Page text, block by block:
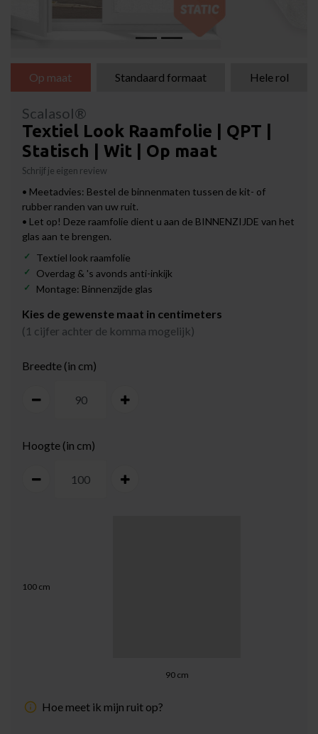
Op maat Standaard formaat Hele rol
Scalasol®
Textiel Look Raamfolie | QPT |
Statisch | Wit | Op maat
Schrijf je eigen review
• Meetadvies: Bestel de binnenmaten tussen de kit- of
rubber randen van uw ruit.
• Let op! Deze raamfolie dient u aan de BINNENZIJDE van het
glas aan te brengen.
Textiel look raamfolie
Overdag & 's avonds anti-inkijk
Montage: Binnenzijde glas
Kies de gewenste maat in centimeters
(1 cijfer achter de komma mogelijk)
Breedte (in cm)
Hoogte (in cm)
100 cm
90cm
Hoe meet ik mijn ruit op?